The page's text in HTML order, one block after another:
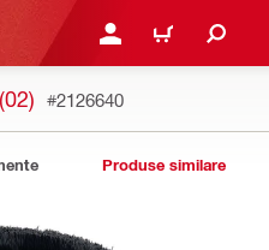
CONECTARE SAU
COȘ
#2126640
Produse similare